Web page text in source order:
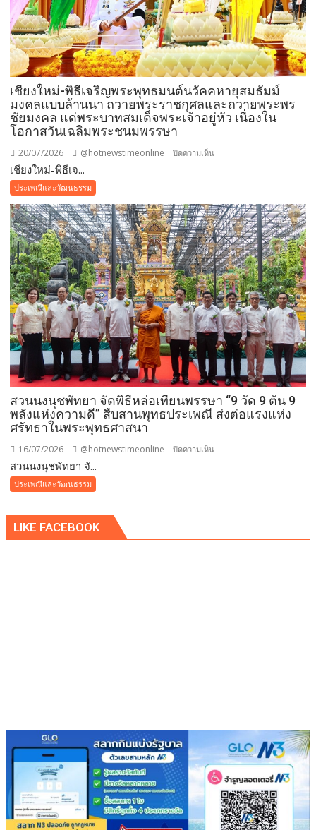
เสริม
สิริ
มงคล
ใน
เทศกาล
เข้า
พรรษา
เชียงใหม่-พิธีเจริญพระพุทธมนต์นวัคคหายุสมธัมม์
มงคลแบบล้านนา ถวายพระราชกุศลและถวายพระพร
ชัยมงคล แด่พระบาทสมเด็จพระเจ้าอยู่หัว เนื่องใน
โอกาสวันเฉลิมพระชนมพรรษา
20/07/2026 @hotnewstimeonline ปิดความเห็น
พระพุทธ
มนต์
นวัค
คหา
ยุ
สม
ธัมม์
มงคล
แบบ
ล้าน
นา
ถวาย
พระ
ราช
สมเด็จ
เชียงใหม่-พิธีเจ...
ประเพณีและวัฒนธรรม
สวนนงนุชพัทยา จัดพิธีหล่อเทียนพรรษา “9 วัด 9 ต้น 9
พลังแห่งความดี” สืบสานพุทธประเพณี ส่งต่อแรงแห่ง
ศรัทธาในพระพุทธศาสนา
16/07/2026 @hotnewstimeonline ปิดความเห็น
หล่อ
พุทธ
ประเพณี
ส่ง
ต่อ
แรง
แห่ง
สวนนงนุชพัทยา จั...
ประเพณีและวัฒนธรรม
LIKE FACEBOOK